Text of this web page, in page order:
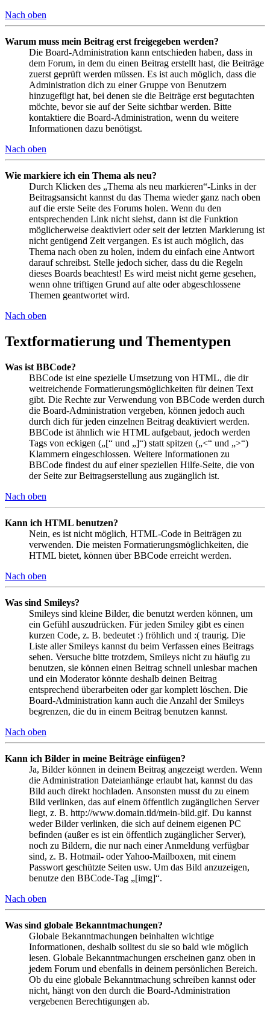
Nach oben
Warum muss mein Beitrag erst freigegeben werden?
Die Board-Administration kann entschieden haben, dass in
dem Forum, in dem du einen Beitrag erstellt hast, die Beiträge
zuerst geprüft werden müssen. Es ist auch möglich, dass die
Administration dich zu einer Gruppe von Benutzern
hinzugefügt hat, bei denen sie die Beiträge erst begutachten
möchte, bevor sie auf der Seite sichtbar werden. Bitte
kontaktiere die Board-Administration, wenn du weitere
Informationen dazu benötigst.
Nach oben
Wie markiere ich ein Thema als neu?
Durch Klicken des „Thema als neu markieren“-Links in der
Beitragsansicht kannst du das Thema wieder ganz nach oben
auf die erste Seite des Forums holen. Wenn du den
entsprechenden Link nicht siehst, dann ist die Funktion
möglicherweise deaktiviert oder seit der letzten Markierung ist
nicht genügend Zeit vergangen. Es ist auch möglich, das
Thema nach oben zu holen, indem du einfach eine Antwort
darauf schreibst. Stelle jedoch sicher, dass du die Regeln
dieses Boards beachtest! Es wird meist nicht gerne gesehen,
wenn ohne triftigen Grund auf alte oder abgeschlossene
Themen geantwortet wird.
Nach oben
Textformatierung und Thementypen
Was ist BBCode?
BBCode ist eine spezielle Umsetzung von HTML, die dir
weitreichende Formatierungsmöglichkeiten für deinen Text
gibt. Die Rechte zur Verwendung von BBCode werden durch
die Board-Administration vergeben, können jedoch auch
durch dich für jeden einzelnen Beitrag deaktiviert werden.
BBCode ist ähnlich wie HTML aufgebaut, jedoch werden
Tags von eckigen („[“ und „]“) statt spitzen („<“ und „>“)
Klammern eingeschlossen. Weitere Informationen zu
BBCode findest du auf einer speziellen Hilfe-Seite, die von
der Seite zur Beitragserstellung aus zugänglich ist.
Nach oben
Kann ich HTML benutzen?
Nein, es ist nicht möglich, HTML-Code in Beiträgen zu
verwenden. Die meisten Formatierungsmöglichkeiten, die
HTML bietet, können über BBCode erreicht werden.
Nach oben
Was sind Smileys?
Smileys sind kleine Bilder, die benutzt werden können, um
ein Gefühl auszudrücken. Für jeden Smiley gibt es einen
kurzen Code, z. B. bedeutet :) fröhlich und :( traurig. Die
Liste aller Smileys kannst du beim Verfassen eines Beitrags
sehen. Versuche bitte trotzdem, Smileys nicht zu häufig zu
benutzen, sie können einen Beitrag schnell unlesbar machen
und ein Moderator könnte deshalb deinen Beitrag
entsprechend überarbeiten oder gar komplett löschen. Die
Board-Administration kann auch die Anzahl der Smileys
begrenzen, die du in einem Beitrag benutzen kannst.
Nach oben
Kann ich Bilder in meine Beiträge einfügen?
Ja, Bilder können in deinem Beitrag angezeigt werden. Wenn
die Administration Dateianhänge erlaubt hat, kannst du das
Bild auch direkt hochladen. Ansonsten musst du zu einem
Bild verlinken, das auf einem öffentlich zugänglichen Server
liegt, z. B. http://www.domain.tld/mein-bild.gif. Du kannst
weder Bilder verlinken, die sich auf deinem eigenen PC
befinden (außer es ist ein öffentlich zugänglicher Server),
noch zu Bildern, die nur nach einer Anmeldung verfügbar
sind, z. B. Hotmail- oder Yahoo-Mailboxen, mit einem
Passwort geschützte Seiten usw. Um das Bild anzuzeigen,
benutze den BBCode-Tag „[img]“.
Nach oben
Was sind globale Bekanntmachungen?
Globale Bekanntmachungen beinhalten wichtige
Informationen, deshalb solltest du sie so bald wie möglich
lesen. Globale Bekanntmachungen erscheinen ganz oben in
jedem Forum und ebenfalls in deinem persönlichen Bereich.
Ob du eine globale Bekanntmachung schreiben kannst oder
nicht, hängt von den durch die Board-Administration
vergebenen Berechtigungen ab.